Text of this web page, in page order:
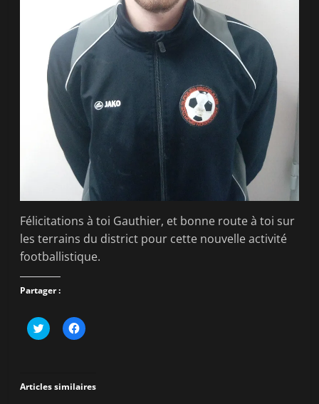
Félicitations à toi Gauthier, et bonne route à toi sur
les terrains du district pour cette nouvelle activité
footballistique.
Partager :
C
l
p
C
l
z
p
Articles similaires